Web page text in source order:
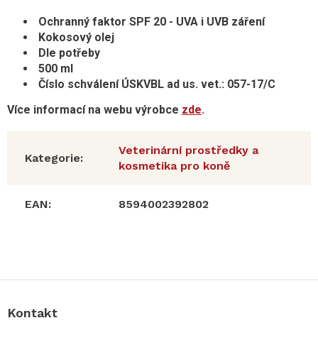
Ochranný faktor SPF 20 - UVA i UVB záření
Kokosový olej
Dle potřeby
500 ml
Číslo schválení ÚSKVBL ad us. vet.: 057-17/C
Více informací na webu výrobce zde.
Kategorie:
Veterinární prostředky a
kosmetika pro koně
EAN: 8594002392802
Kontakt